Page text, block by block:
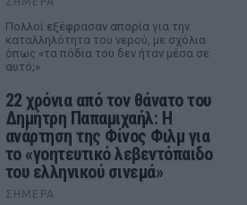
Πολλοί εξέφρασαν απορία για την
καταλληλότητα του νερού, με σχόλια
όπως «τα πόδια του δεν ήταν μέσα σε
αυτό;»
22 χρόνια από τον θάνατο του
Δημήτρη Παπαμιχαήλ: Η
ανάρτηση της Φίνος Φιλμ για
το «γοητευτικό λεβεντόπαιδο
του ελληνικού σινεμά»
ΣΉΜΕΡΑ